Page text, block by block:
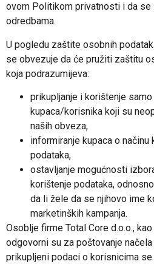
ovom Politikom privatnosti i da
odredbama.
U pogledu zaštite osobnih
se obvezuje da će pružiti zaštitu
koja podrazumijeva:
prikupljanje i korištenje
kupaca/korisnika koji su
naših obveza,
informiranje kupaca o načinu
podataka,
ostavljanje mogućnosti
korištenje podataka,
da li žele da se njihovo ime
marketinških kampanja.
Osoblje firme Total Core d.o.o.,
odgovorni su za poštovanje
prikupljeni podaci o korisnicima